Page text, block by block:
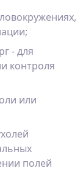
- для
контроля
или
полей